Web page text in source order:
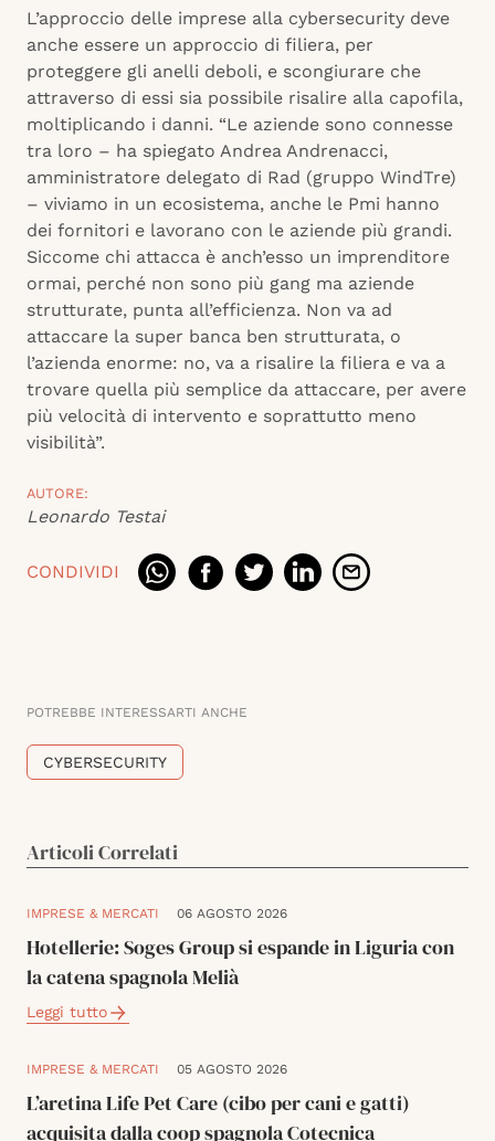
L’approccio delle imprese alla cybersecurity deve
anche essere un approccio di filiera, per
proteggere gli anelli deboli, e scongiurare che
attraverso di essi sia possibile risalire alla capofila,
moltiplicando i danni. “Le aziende sono connesse
tra loro – ha spiegato Andrea Andrenacci,
amministratore delegato di Rad (gruppo WindTre)
– viviamo in un ecosistema, anche le Pmi hanno
dei fornitori e lavorano con le aziende più grandi.
Siccome chi attacca è anch’esso un imprenditore
ormai, perché non sono più gang ma aziende
strutturate, punta all’efficienza. Non va ad
attaccare la super banca ben strutturata, o
l’azienda enorme: no, va a risalire la filiera e va a
trovare quella più semplice da attaccare, per avere
più velocità di intervento e soprattutto meno
visibilità”.
AUTORE:
Leonardo Testai
CONDIVIDI
POTREBBE INTERESSARTI ANCHE
CYBERSECURITY
Articoli Correlati
IMPRESE & MERCATI 06 AGOSTO 2026
Hotellerie: Soges Group si espande in Liguria con
la catena spagnola Melià
Leggi tutto
IMPRESE & MERCATI 05 AGOSTO 2026
L’aretina Life Pet Care (cibo per cani e gatti)
acquisita dalla coop spagnola Cotecnica